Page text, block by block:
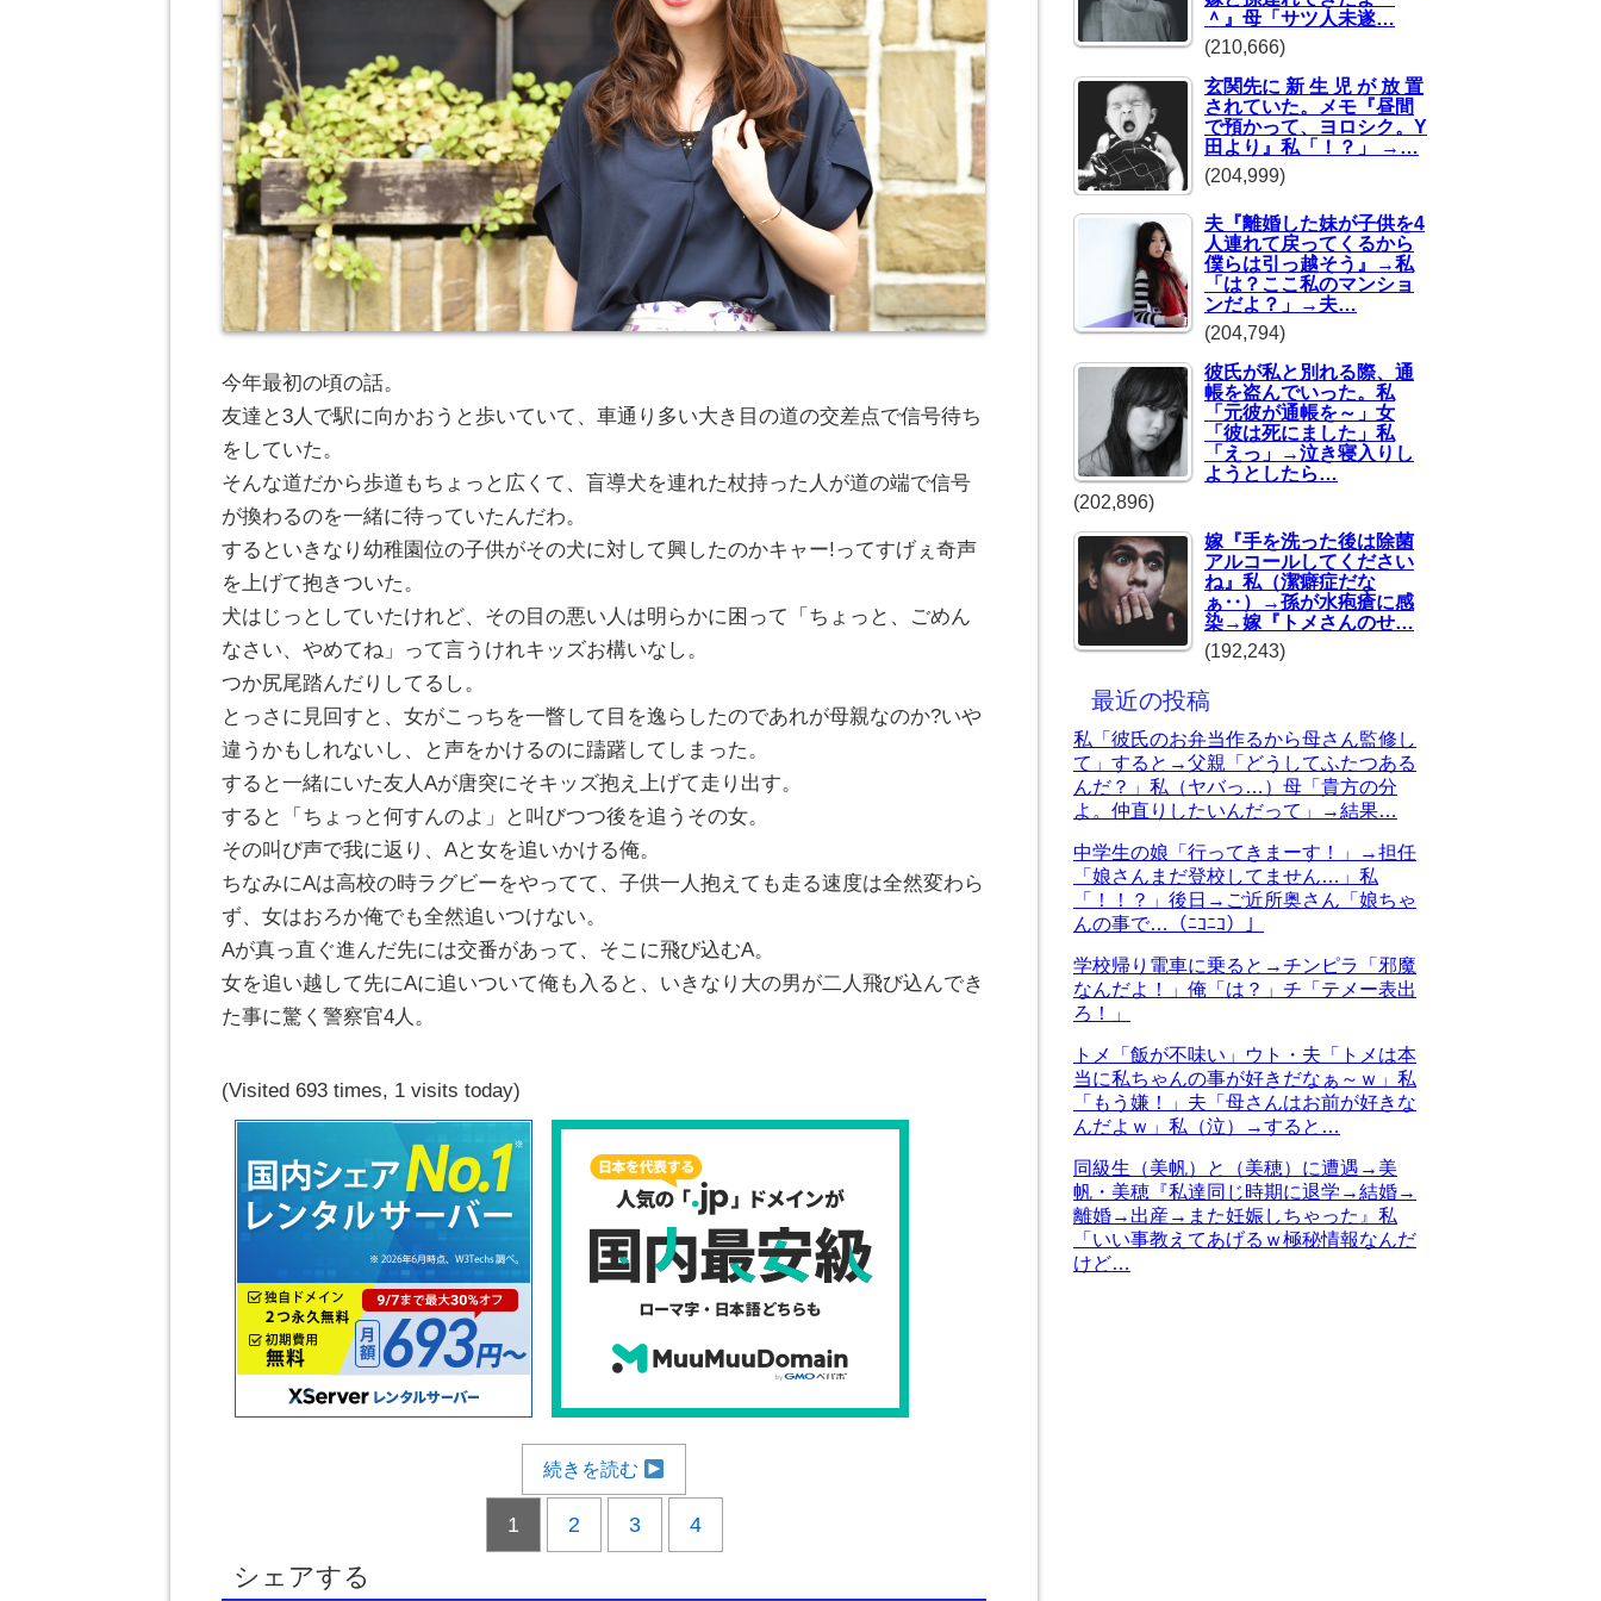
今年最初の頃の話。
友達と3人で駅に向かおうと歩いていて、車通り多い大き目の道の交差点で信号待ち
をしていた。
そんな道だから歩道もちょっと広くて、盲導犬を連れた杖持った人が道の端で信号
が換わるのを一緒に待っていたんだわ。
するといきなり幼稚園位の子供がその犬に対して興したのかキャー!ってすげぇ奇声
を上げて抱きついた。
犬はじっとしていたけれど、その目の悪い人は明らかに困って「ちょっと、ごめん
なさい、やめてね」って言うけれキッズお構いなし。
つか尻尾踏んだりしてるし。
とっさに見回すと、女がこっちを一瞥して目を逸らしたのであれが母親なのか?いや
違うかもしれないし、と声をかけるのに躊躇してしまった。
すると一緒にいた友人Aが唐突にそキッズ抱え上げて走り出す。
すると「ちょっと何すんのよ」と叫びつつ後を追うその女。
その叫び声で我に返り、Aと女を追いかける俺。
ちなみにAは高校の時ラグビーをやってて、子供一人抱えても走る速度は全然変わら
ず、女はおろか俺でも全然追いつけない。
Aが真っ直ぐ進んだ先には交番があって、そこに飛び込むA。
女を追い越して先にAに追いついて俺も入ると、いきなり大の男が二人飛び込んでき
た事に驚く警察官4人。
(Visited 693 times, 1 visits today)
続きを読む
1 2 3 4
シェアする
＾』母「サツ人未遂…
(210,666)
玄関先に 新 生 児 が 放 置
されていた。メモ『昼間
で預かって、ヨロシク。Y
田より』私「！？」 →…
(204,999)
夫『離婚した妹が子供を4
人連れて戻ってくるから
僕らは引っ越そう』→私
「は？ここ私のマンショ
ンだよ？」→夫…
(204,794)
彼氏が私と別れる際、通
帳を盗んでいった。私
「元彼が通帳を～」女
「彼は死にました」私
「えっ」→泣き寝入りし
ようとしたら…
(202,896)
嫁『手を洗った後は除菌
アルコールしてください
ね』私（潔癖症だな
ぁ‥）→孫が水疱瘡に感
染→嫁『トメさんのせ…
(192,243)
最近の投稿
私「彼氏のお弁当作るから母さん監修し
て」すると→父親「どうしてふたつある
んだ？」私（ヤバっ…）母「貴方の分
よ。仲直りしたいんだって」→結果…
中学生の娘「行ってきまーす！」→担任
「娘さんまだ登校してません…」私
「！！？」後日→ご近所奥さん「娘ちゃ
んの事で…（ﾆｺﾆｺ）」
学校帰り電車に乗ると→チンピラ「邪魔
なんだよ！」俺「は？」チ「テメー表出
ろ！」
トメ「飯が不味い」ウト・夫「トメは本
当に私ちゃんの事が好きだなぁ～ｗ」私
「もう嫌！」夫「母さんはお前が好きな
んだよｗ」私（泣）→すると…
同級生（美帆）と（美穂）に遭遇→美
帆・美穂『私達同じ時期に退学→結婚→
離婚→出産→また妊娠しちゃった』私
「いい事教えてあげるｗ極秘情報なんだ
けど…